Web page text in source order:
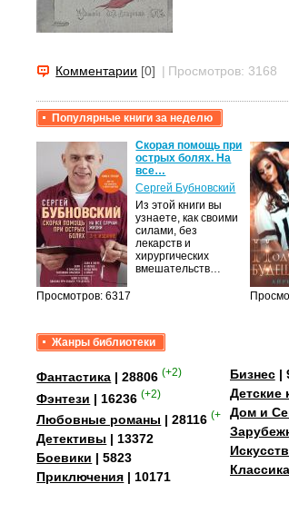
Комментарии [0] | Просмотров: 3168
Популярные книги за неделю
Просмотров: 6317
Скорая помощь при
острых болях. На
все…
Сергей Бубновский
Из этой книги вы
узнаете, как своими
силами, без
лекарств и
хирургических
вмешательств…
Жанры библиотеки
Фантастика | 28806 (+2)
Фэнтези | 16236 (+2)
Любовные романы | 28116 (+4)
Детективы | 13372
Боевики | 5823
Приключения | 10171
Бизнес|
Детские
Дом и
Классика